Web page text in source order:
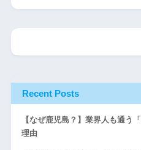
Recent Posts
【なぜ鹿児島？】業界人も通う
理由